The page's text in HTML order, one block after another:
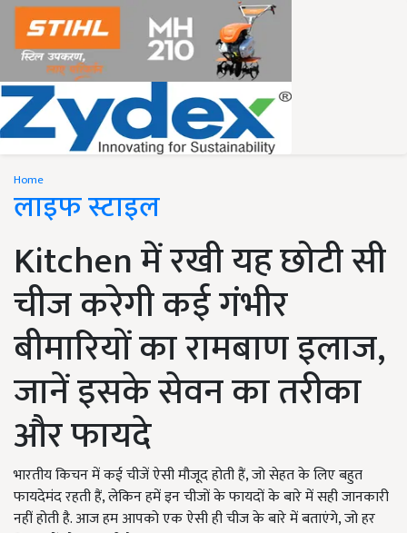
Home
लाइफ स्टाइल
Kitchen में रखी यह छोटी सी
चीज करेगी कई गंभीर
बीमारियों का रामबाण इलाज,
जानें इसके सेवन का तरीका
और फायदे
भारतीय किचन में कई चीजें ऐसी मौजूद होती हैं, जो सेहत के लिए बहुत
फायदेमंद रहती हैं, लेकिन हमें इन चीजों के फायदों के बारे में सही जानकारी
नहीं होती है. आज हम आपको एक ऐसी ही चीज के बारे में बताएंगे, जो हर